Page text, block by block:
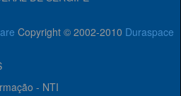
Copyright © 2002-2010 Duraspace
- NTI